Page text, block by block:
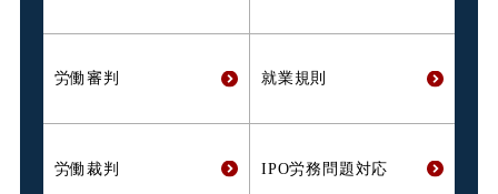
労働審判 就業規則
労働裁判 IPO労務問題対応